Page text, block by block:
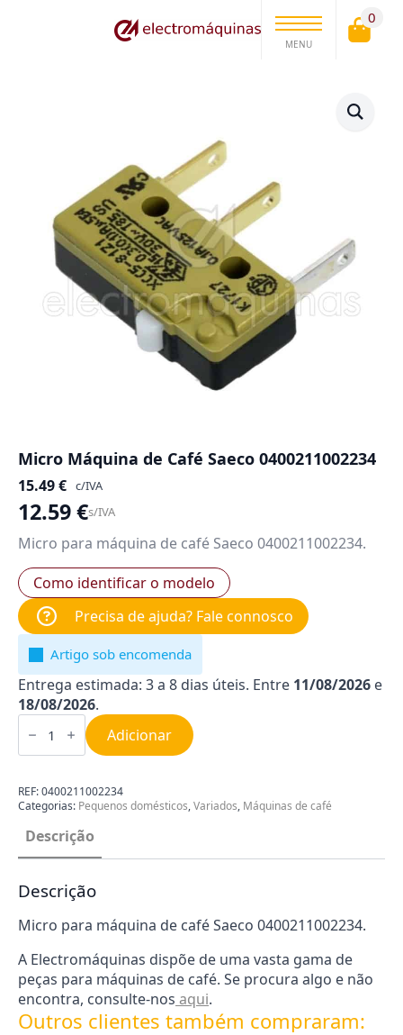
MENU
0
Micro Máquina de Café Saeco 0400211002234
15.49€ c/IVA
12.59€s/IVA
Micro para máquina de café Saeco 0400211002234.
Como identificar o modelo
Precisa de ajuda? Fale connosco
Artigo sob encomenda
Entrega estimada: 3 a 8 dias úteis. Entre 11/08/2026 e
18/08/2026.
Quantidade
de
Máquina
Café
Saeco
0400211002234
Adicionar
REF:0400211002234
Categorias: Pequenos domésticos,Variados, Máquinas de café
Descrição
Descrição
Micro para máquina de café Saeco 0400211002234.
A Electromáquinas dispõe de uma vasta gama de
peças para máquinas de café. Se procura algo e não
encontra, consulte-nos aqui.
Outros clientes também compraram: